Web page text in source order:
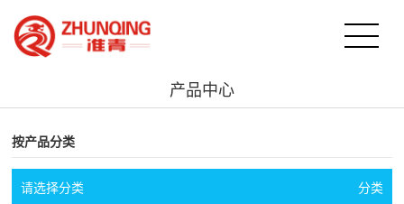
产品中心
按产品分类
请选择分类 分类